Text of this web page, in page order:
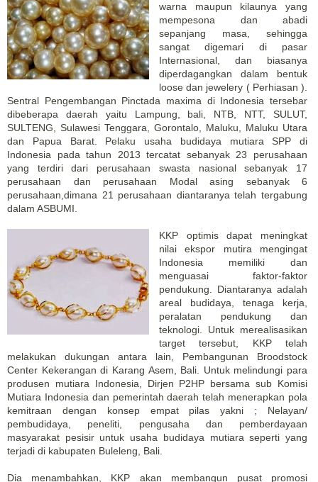
warna maupun kilaunya yang
mempesona dan abadi
sepanjang masa, sehingga
sangat digemari di pasar
Internasional, dan biasanya
diperdagangkan dalam bentuk
loose dan jewelery ( Perhiasan ).
Sentral Pengembangan Pinctada maxima di Indonesia tersebar
dibeberapa daerah yaitu Lampung, bali, NTB, NTT, SULUT,
SULTENG, Sulawesi Tenggara, Gorontalo, Maluku, Maluku Utara
dan Papua Barat. Pelaku usaha budidaya mutiara SPP di
Indonesia pada tahun 2013 tercatat sebanyak 23 perusahaan
yang terdiri dari perusahaan swasta nasional sebanyak 17
perusahaan dan perusahaan Modal asing sebanyak 6
perusahaan,dimana 21 perusahaan diantaranya telah tergabung
dalam ASBUMI.
KKP optimis dapat meningkat
nilai ekspor mutira mengingat
Indonesia memiliki dan
menguasai faktor-faktor
pendukung. Diantaranya adalah
areal budidaya, tenaga kerja,
peralatan pendukung dan
teknologi. Untuk merealisasikan
target tersebut, KKP telah
melakukan dukungan antara lain, Pembangunan Broodstock
Center Kekerangan di Karang Asem, Bali. Untuk melindungi para
produsen mutiara Indonesia, Dirjen P2HP bersama sub Komisi
Mutiara Indonesia dan pemerintah daerah telah menerapkan pola
kemitraan dengan konsep empat pilas yakni ; Nelayan/
pembudidaya, peneliti, pengusaha dan pemberdayaan
masyarakat pesisir untuk usaha budidaya mutiara seperti yang
terjadi di kabupaten Buleleng, Bali.
Dia menambahkan, KKP akan membangun pusat promosi